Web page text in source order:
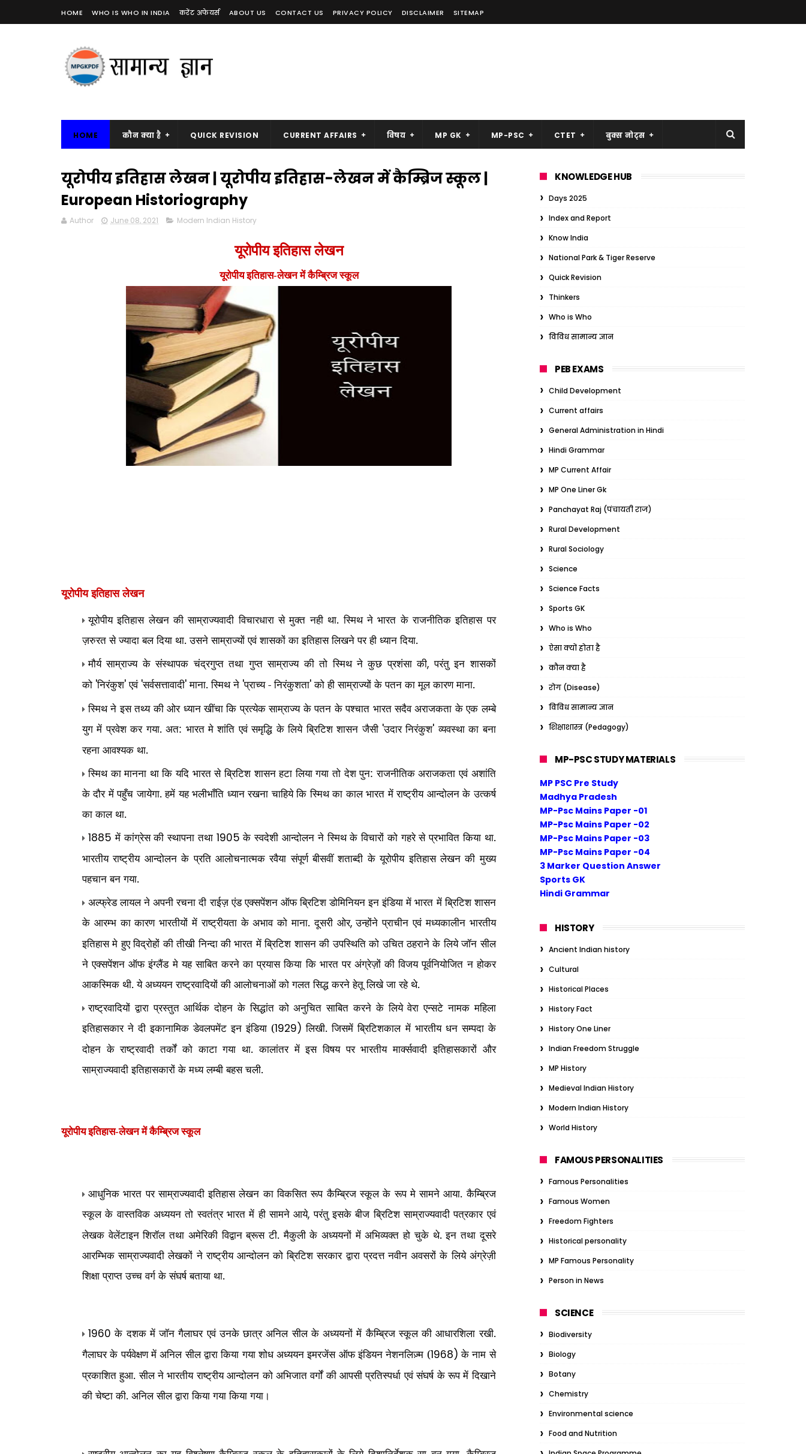
HOME WHO IS WHO IN INDIA करेंट अफेयर्स ABOUT US CONTACT US PRIVACY POLICY DISCLAIMER SITEMAP
HOME कौन क्या है QUICK REVISION CURRENT AFFAIRS विषय MP GK MP-PSC CTET बुक्स नोट्स
यूरोपीय इतिहास लेखन | यूरोपीय इतिहास-लेखन में कैम्ब्रिज स्कूल |
European Historiography
Author June 08, 2021 Modern Indian History
यूरोपीय इतिहास लेखन
यूरोपीय इतिहास-लेखन में कैम्ब्रिज स्कूल
यूरोपीय इतिहास लेखन
यूरोपीय इतिहास लेखन की साम्राज्यवादी विचारधारा से मुक्त नही था. स्मिथ ने भारत के राजनीतिक इतिहास पर
ज़रुरत से ज्यादा बल दिया था. उसने साम्राज्यों एवं शासकों का इतिहास लिखने पर ही ध्यान दिया.
मौर्य साम्राज्य के संस्थापक चंद्रगुप्त तथा गुप्त साम्राज्य की तो स्मिथ ने कुछ प्रशंसा की,परंतु इन शासकों
को 'निरंकुश'एवं 'सर्वसत्तावादी'माना. स्मिथ ने 'प्राच्य - निरंकुशता'को ही साम्राज्यों के पतन का मूल कारण माना.
स्मिथ ने इस तथ्य की ओर ध्यान खींचा कि प्रत्येक साम्राज्य के पतन के पश्चात भारत सदैव अराजकता के एक लम्बे
युग में प्रवेश कर गया. अत: भारत मे शांति एवं समृद्धि के लिये ब्रिटिश शासन जैसी 'उदार निरंकुश'व्यवस्था का बना
रहना आवश्यक था.
स्मिथ का मानना था कि यदि भारत से ब्रिटिश शासन हटा लिया गया तो देश पुन: राजनीतिक अराजकता एवं अशांति
के दौर में पहुँच जायेगा. हमें यह भलीभाँति ध्यान रखना चाहिये कि स्मिथ का काल भारत में राष्ट्रीय आन्दोलन के उत्कर्ष
का काल था.
1885 में कांग्रेस की स्थापना तथा 1905 के स्वदेशी आन्दोलन ने स्मिथ के विचारों को गहरे से प्रभावित किया था.
भारतीय राष्ट्रीय आन्दोलन के प्रति आलोचनात्मक रवैया संपूर्ण बीसवीं शताब्दी के यूरोपीय इतिहास लेखन की मुख्य
पहचान बन गया.
अल्फ्रेड लायल ने अपनी रचना दी राईज़ एंड एक्सपेंशन ऑफ ब्रिटिश डोमिनियन इन इंडिया में भारत में ब्रिटिश शासन
के आरम्भ का कारण भारतीयों में राष्ट्रीयता के अभाव को माना. दूसरी ओर,उन्होंने प्राचीन एवं मध्यकालीन भारतीय
इतिहास मे हुए विद्रोहों की तीखी निन्दा की भारत में ब्रिटिश शासन की उपस्थिति को उचित ठहराने के लिये जॉन सील
ने एक्सपेंशन ऑफ इंग्लैंड मे यह साबित करने का प्रयास किया कि भारत पर अंग्रेज़ों की विजय पूर्वनियोजित न होकर
आकस्मिक थी. ये अध्ययन राष्ट्रवादियों की आलोचनाओं को गलत सिद्ध करने हेतू लिखे जा रहे थे.
राष्ट्रवादियों द्वारा प्रस्तुत आर्थिक दोहन के सिद्धांत को अनुचित साबित करने के लिये वेरा एन्सटे नामक महिला
इतिहासकार ने दी इकानामिक डेवलपमेंट इन इंडिया (1929)लिखी. जिसमें ब्रिटिशकाल में भारतीय धन सम्पदा के
दोहन के राष्ट्रवादी तर्कों को काटा गया था. कालांतर में इस विषय पर भारतीय मार्क्सवादी इतिहासकारों और
साम्राज्यवादी इतिहासकारों के मध्य लम्बी बहस चली.
यूरोपीय इतिहास-लेखन में कैम्ब्रिज स्कूल
आधुनिक भारत पर साम्राज्यवादी इतिहास लेखन का विकसित रूप कैम्ब्रिज स्कूल के रूप मे सामने आया. कैम्ब्रिज
स्कूल के वास्तविक अध्ययन तो स्वतंत्र भारत में ही सामने आये,परंतु इसके बीज ब्रिटिश साम्राज्यवादी पत्रकार एवं
लेखक वेलेंटाइन शिरॉल तथा अमेरिकी विद्वान ब्रूस टी. मैकुली के अध्ययनों में अभिव्यक्त हो चुके थे. इन तथा दूसरे
आरम्भिक साम्राज्यवादी लेखकों ने राष्ट्रीय आन्दोलन को ब्रिटिश सरकार द्वारा प्रदत्त नवीन अवसरों के लिये अंग्रेज़ी
शिक्षा प्राप्त उच्च वर्ग के संघर्ष बताया था.
1960के दशक में जॉन गैलाघर एवं उनके छात्र अनिल सील के अध्ययनों में कैम्ब्रिज स्कूल की आधारशिला रखी.
गैलाघर के पर्यवेक्षण में अनिल सील द्वारा किया गया शोध अध्ययन इमरजेंस ऑफ इंडियन नेशनलिज़्म (1968)के नाम से
प्रकाशित हुआ. सील ने भारतीय राष्ट्रीय आन्दोलन को अभिजात वर्गों की आपसी प्रतिस्पर्धा एवं संघर्ष के रूप में दिखाने
की चेष्टा की. अनिल सील द्वारा किया गया किया गया।
KNOWLEDGE HUB
Days 2025
Index and Report
Know India
National Park & Tiger Reserve
Quick Revision
Thinkers
Who is Who
विविध सामान्य ज्ञान
PEB EXAMS
Child Development
Current affairs
General Administration in Hindi
Hindi Grammar
MP Current Affair
MP One Liner Gk
Panchayat Raj (पंचायती राज)
Rural Development
Rural Sociology
Science
Science Facts
Sports GK
Who is Who
ऐसा क्यों होता है
कौन क्या है
रोग (Disease)
विविध सामान्य ज्ञान
शिक्षाशास्त्र (Pedagogy)
MP-PSC STUDY MATERIALS
MP PSC Pre Study
Madhya Pradesh
MP-Psc Mains Paper -01
MP-Psc Mains Paper -02
MP-Psc Mains Paper -03
MP-Psc Mains Paper -04
3 Marker Question Answer
Sports GK
Hindi Grammar
HISTORY
Ancient Indian history
Cultural
Historical Places
History Fact
History One Liner
Indian Freedom Struggle
MP History
Medieval Indian History
Modern Indian History
World History
FAMOUS PERSONALITIES
Famous Personalities
Famous Women
Freedom Fighters
Historical personality
MP Famous Personality
Person in News
SCIENCE
Biodiversity
Biology
Botany
Chemistry
Environmental science
Food and Nutrition